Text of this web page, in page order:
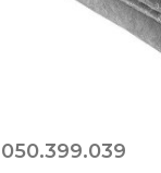
050.399.039